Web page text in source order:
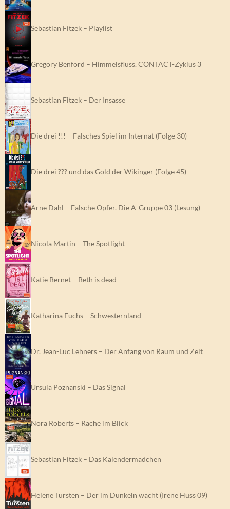
Sebastian Fitzek – Playlist
Gregory Benford – Himmelsfluss. CONTACT-Zyklus 3
Sebastian Fitzek – Der Insasse
Die drei !!! – Falsches Spiel im Internat (Folge 30)
Die drei ??? und das Gold der Wikinger (Folge 45)
Arne Dahl – Falsche Opfer. Die A-Gruppe 03 (Lesung)
Nicola Martin – The Spotlight
Katie Bernet – Beth is dead
Katharina Fuchs – Schwesternland
Dr. Jean-Luc Lehners – Der Anfang von Raum und Zeit
Ursula Poznanski – Das Signal
Nora Roberts – Rache im Blick
Sebastian Fitzek – Das Kalendermädchen
Helene Tursten – Der im Dunkeln wacht (Irene Huss 09)